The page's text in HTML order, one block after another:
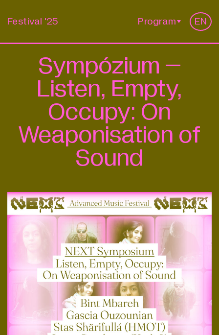
Festival '25 Program EN
Sympózium –
Listen, Empty,
Occupy: On
Weaponisation of
Sound